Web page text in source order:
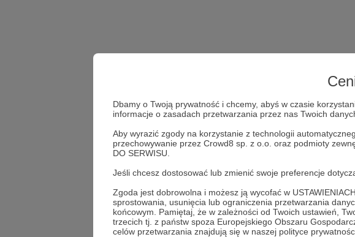
Dbamy o Twoją prywatność i chcemy, abyś w czasie
informacje o zasadach przetwarzania przez nas Twoich
Aby wyrazić zgody na korzystanie z technologii
przechowywanie przez Crowd8 sp. z o.o. oraz podmioty
DO SERWISU.
Jeśli chcesz dostosować lub zmienić swoje preferencje
Zgoda jest dobrowolna i możesz ją wycofać w
sprostowania, usunięcia lub ograniczenia przetwarzania
końcowym. Pamiętaj, że w zależności od Twoich ustawień,
trzecich tj. z państw spoza Europejskiego Obszaru
celów przetwarzania znajdują się w naszej polityce
Wesprzyj